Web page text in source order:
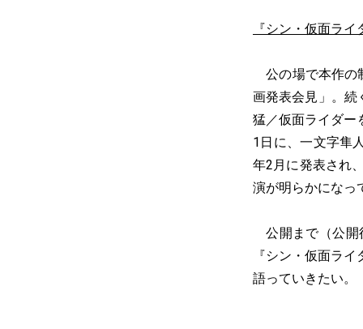
『シン・仮面ラ
公の場で本作の
画発表会見」。続
猛／仮面ライダー
1日に、一文字隼
年2月に発表され
演が明らかになっ
公開まで（公開
『シン・仮面ラ
語っていきたい。